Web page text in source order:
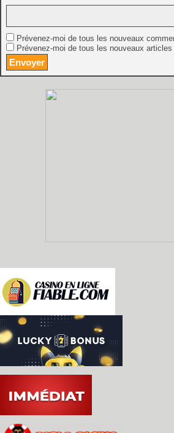
Prévenez-moi de tous les nouveaux
Prévenez-moi de tous les nouveaux articles